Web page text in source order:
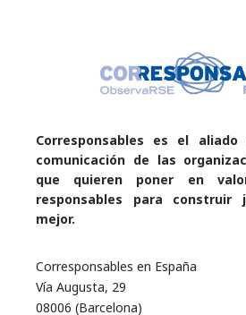
Corresponsables es el
comunicación de las
que quieren poner en
responsables para construir
mejor.
Corresponsables en España
Vía Augusta, 29
08006 (Barcelona)